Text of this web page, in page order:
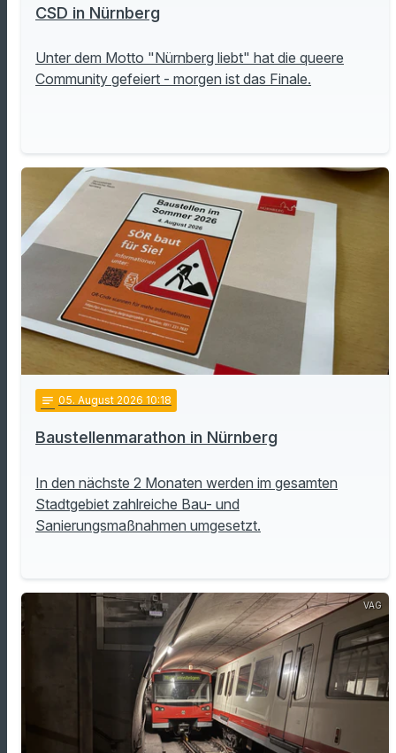
CSD in Nürnberg
Unter dem Motto "Nürnberg liebt" hat die queere
Community gefeiert - morgen ist das Finale.
notes 05. August 2026 10:18
Baustellenmarathon in Nürnberg
In den nächste 2 Monaten werden im gesamten
Stadtgebiet zahlreiche Bau- und
Sanierungsmaßnahmen umgesetzt.
VAG